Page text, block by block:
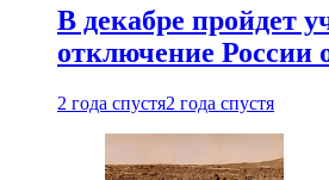
В декабре пройдет
отключение России
2 года спустя2 года спустя